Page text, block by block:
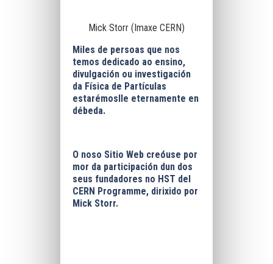
Mick Storr (Imaxe CERN)
Miles de persoas que nos
temos dedicado ao ensino,
divulgación ou investigación
da Física de Partículas
estarémoslle eternamente en
débeda.
O noso Sitio Web creóuse por
mor da participación dun dos
seus fundadores no HST del
CERN Programme, dirixido por
Mick Storr.